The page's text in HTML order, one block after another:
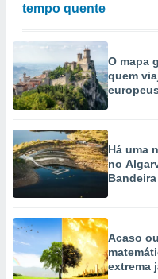
tempo quente
O mapa
quem
Há uma
no
Acaso
extrema